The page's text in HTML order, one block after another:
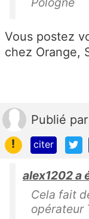
Vous postez
chez Orange,
Publié par
!
citer
alex1202 a
Cela fait
opérateur